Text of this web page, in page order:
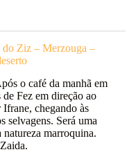
Ziz – Merzouga –
o café da manhã em
Fez em direção ao
chegando às
selvagens. Será uma
marroquina.